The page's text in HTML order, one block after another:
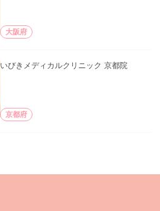
大阪府
いびきメディカルクリニック 京都院
京都府